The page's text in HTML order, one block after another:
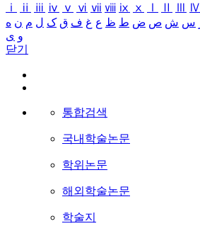
ⅰ
ⅱ ⅲ ⅳ ⅴ ⅵ ⅶ ⅷ ⅸ ⅹ Ⅳ
س ش ص ض ط ظ ع غ ف ق ک ل م ن ه
و ی
닫기
통합검색
국내학술논문
학위논문
해외학술논문
학술지